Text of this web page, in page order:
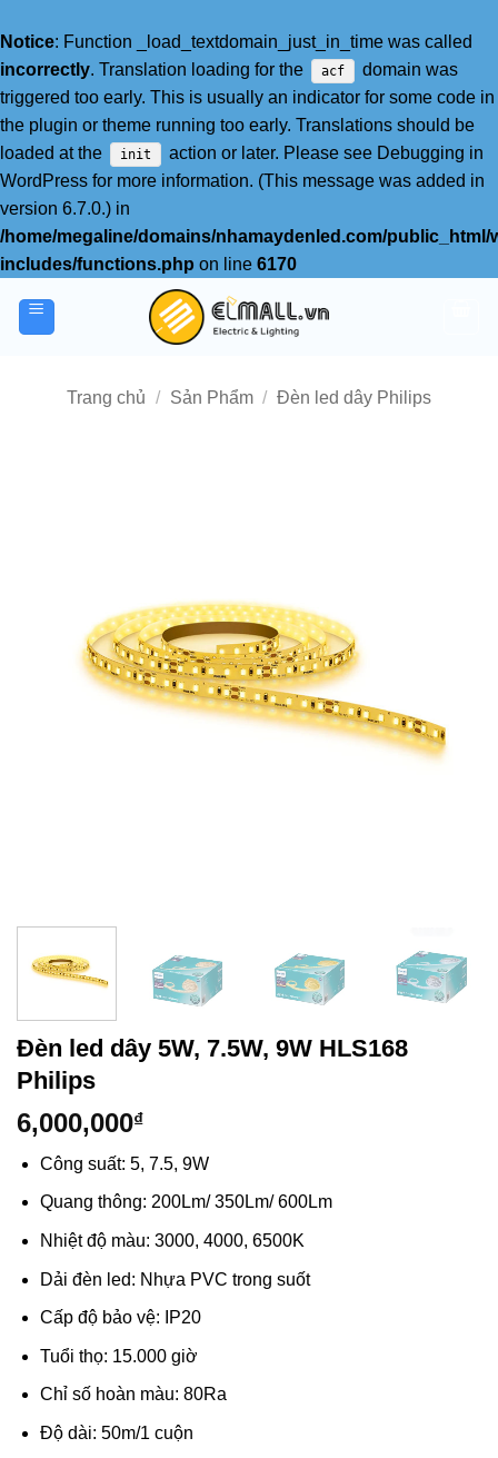
Notice: Function _load_textdomain_just_in_time was called
incorrectly. Translation loading for the acf
domain was
triggered too early. This is usually an indicator for some code in
the plugin or theme running too early. Translations should be
loaded at the
init action or later. Please see Debugging in
WordPress for more information. (This message was added in
version 6.7.0.) in
/home/megaline/domains/nhamaydenled.com/public_html/
includes/functions.php on line 6170
Trang chủ / Sản Phẩm / Đèn led dây Philips
Đèn led dây 5W, 7.5W, 9W HLS‎168‎‎
Philips
6,000,000₫
Công suất: 5, 7.5, 9W
Quang thông: 200Lm/ 350Lm/ 600Lm
Nhiệt độ màu: 3000, 4000, 6500K
Dải đèn led: Nhựa PVC trong suốt
Cấp độ bảo vệ: IP20
Tuổi thọ: 15.000 giờ
Chỉ số hoàn màu: 80Ra
Độ dài: 50m/1 cuộn